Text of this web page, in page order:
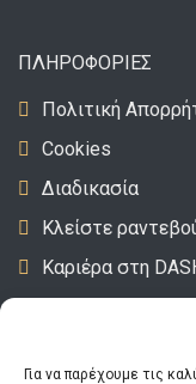
Για να παρέχουμε τις
ΠΛΗΡΟΦΟΡΙΕΣ
Πολιτική
Cookies
Διαδικασία
Κλείστε
Καριέρα στη